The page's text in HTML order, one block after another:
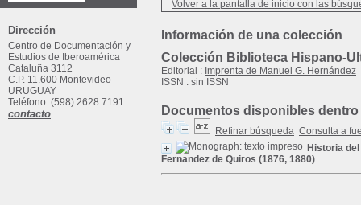
Volver a la pantalla de inicio con las
Información de una colección
Colección Biblioteca Hispano-
Editorial : Imprenta de Manuel G. Hernández
ISSN : sin ISSN
Documentos disponibles
Refinar búsqueda Consulta a
Historia
Fernandez de Quiros (1876, 1880)
Dirección
Centro de Documentación y
Estudios de Iberoamérica
Cataluña 3112
C.P. 11.600 Montevideo
URUGUAY
Teléfono: (598) 2628 7191
contacto